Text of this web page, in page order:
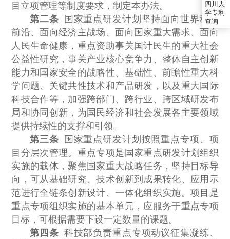
目立项管理等制度要求，制定本办法。
第二条 国家重点研发计划坚持面向世界科技
前沿、面向经济主战场、面向国家重大需求、面向
人民生命健康，重点资助事关国计民生的重大社会
公益性研究，事关产业核心竞争力、整体自主创新
能力和国家安全的战略性、基础性、前瞻性重大科
学问题、关键共性技术和产品研发，以及重大国际
科技合作等，加强跨部门、跨行业、跨区域研发布
局和协同创新，为国民经济和社会发展各主要领域
提供持续性的支撑和引领。
第三条 国家重点研发计划按照重点专项、项
目分层次管理。重点专项是国家重点研发计划组织
实施的载体，聚焦国家重大战略任务，坚持目标导
向，可从基础研究、技术创新到成果转化、应用示
范进行全链条创新设计、一体化组织实施。项目是
重点专项组织实施的基本单元，应服务于重点专项
目标，可根据需要下设一定数量的课题。
第四条 科技部负责重点专项动议征集凝练、
四川大
学专利
查询